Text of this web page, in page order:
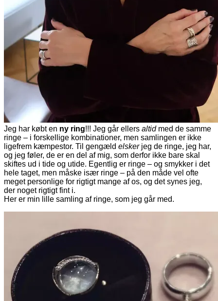
Jeg har købt en ny ring!!! Jeg går ellers altidmed de samme
ringe – i forskellige kombinationer, men samlingen er ikke
ligefrem kæmpestor. Til gengæld elskerjeg de ringe, jeg har,
og jeg føler, de er en del af mig, som derfor ikke bare skal
skiftes ud i tide og utide. Egentlig er ringe – og smykker i det
hele taget, men måske især ringe – på den måde vel ofte
meget personlige for rigtigt mange af os, og det synes jeg,
der noget rigtigt fint i.
Her er min lille samling af ringe, som jeg går med.